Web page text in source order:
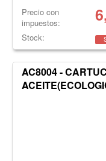
Precio con
impuestos:
Stock:
AC8004 -